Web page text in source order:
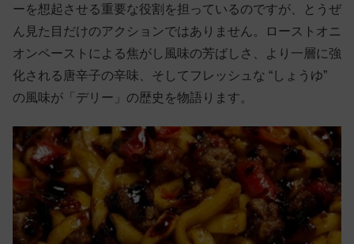
ーを想起させる重要な役割を担っているのですが、とうぜ
ん見た目だけのアクションではありません。ローストオニ
オンペーストによる焦がし風味の芳ばしさ、より一層に強
化される唐辛子の辛味、そしてフレッシュな “しょうゆ”
の風味が「デリー」の歴史を物語ります。